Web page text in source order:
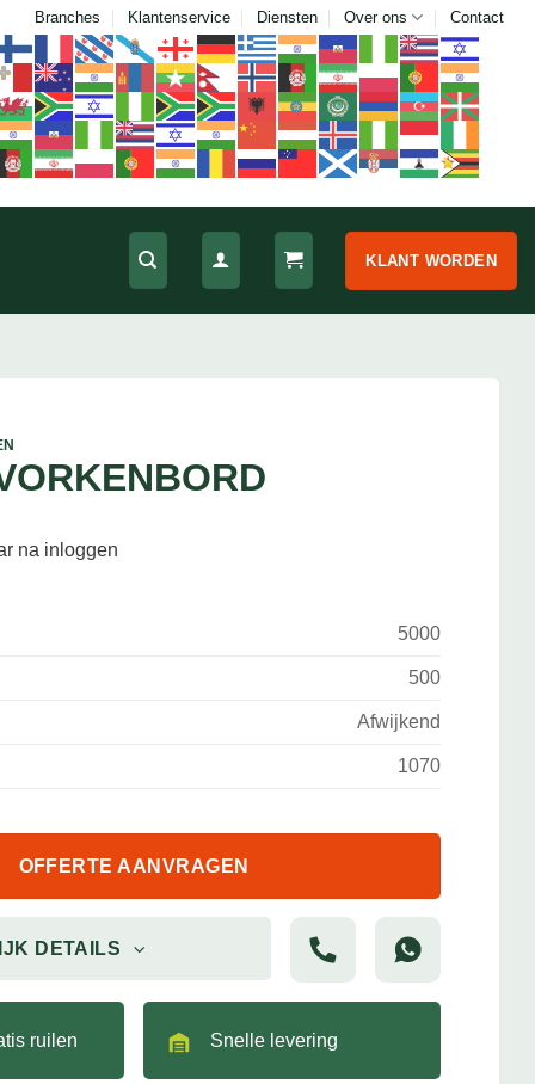
Branches Klantenservice Diensten Over ons Contact
KLANT WORDEN
na inloggen
5000
500
Afwijkend
1070
OFFERTE AANVRAGEN
DETAILS
ruilen Snelle levering